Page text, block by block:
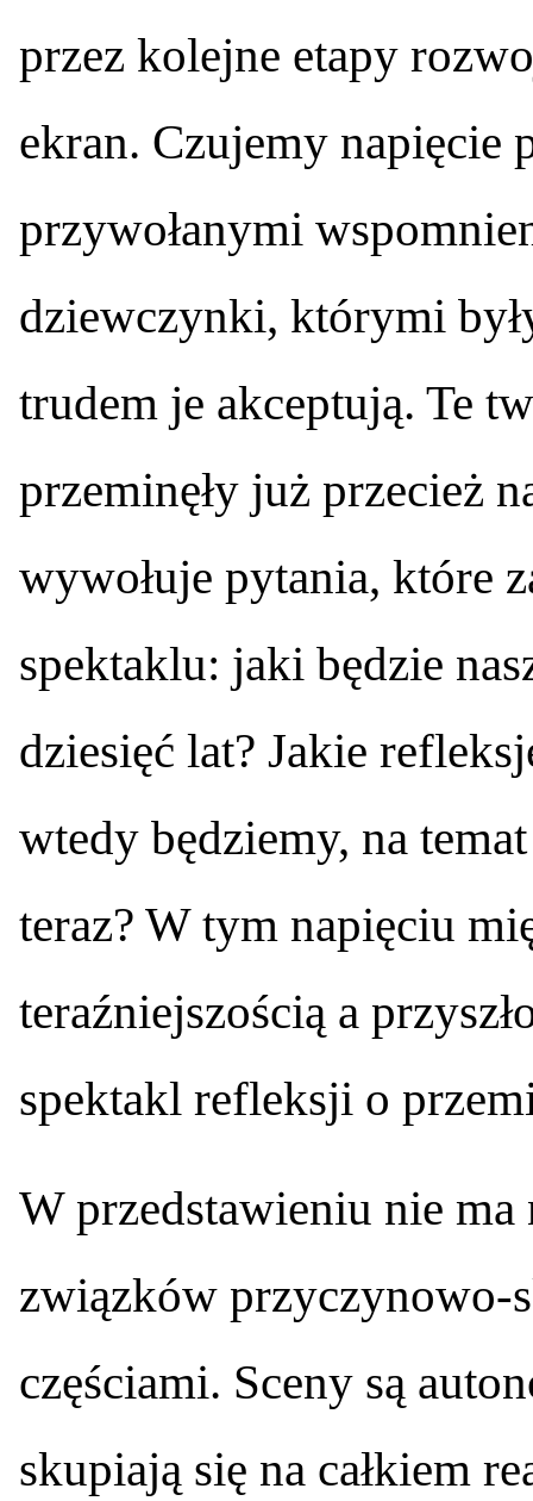
przez kolejne etapy
ekran. Czujemy napięcie
przywołanymi
dziewczynki, którymi
trudem je akceptują. Te
przeminęły już przecież
wywołuje pytania, które
spektaklu: jaki będzie
dziesięć lat? Jakie
wtedy będziemy, na
teraz? W tym napięciu
teraźniejszością a
spektakl refleksji o
W przedstawieniu nie ma
związków
częściami. Sceny są
skupiają się na całkiem